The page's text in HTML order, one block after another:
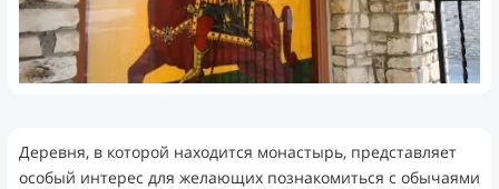
Деревня, в которой находится монастырь, представляет
особый интерес для желающих познакомиться с обычаями